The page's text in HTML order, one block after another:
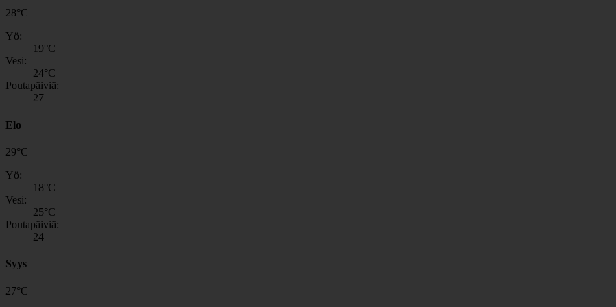
28°C
Yö:
19°C
Vesi:
24°C
Poutapäiviä:
27
Elo
29°C
Yö:
18°C
Vesi:
25°C
Poutapäiviä:
24
Syys
27°C